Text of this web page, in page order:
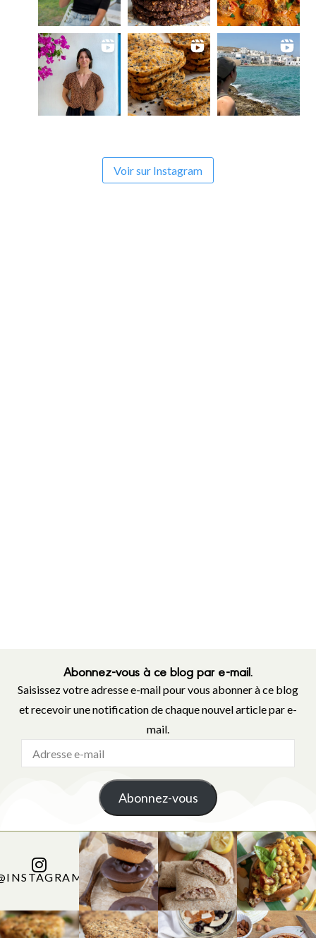
Voir sur Instagram
Abonnez-vous à ce blog par e-mail.
Saisissez votre adresse e-mail pour vous abonner à ce blog
et recevoir une notification de chaque nouvel article par e-
mail.
Abonnez-vous